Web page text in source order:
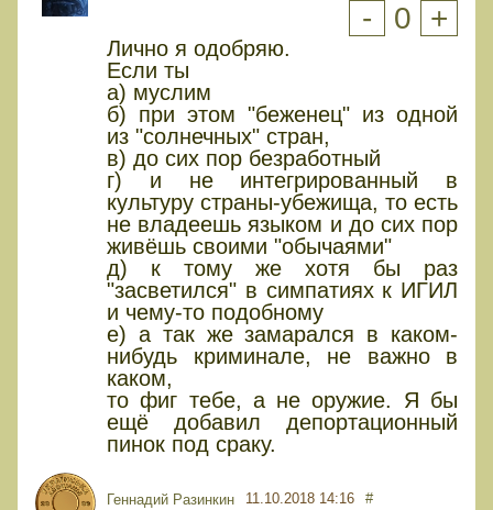
- 0 +
Лично я одобряю.
Если ты
а) муслим
б) при этом "беженец" из одной
из "солнечных" стран,
в) до сих пор безработный
г) и не интегрированный в
культуру страны-убежища, то есть
не владеешь языком и до сих пор
живёшь своими "обычаями"
д) к тому же хотя бы раз
"засветился" в симпатиях к ИГИЛ
и чему-то подобному
е) а так же замарался в каком-
нибудь криминале, не важно в
каком,
то фиг тебе, а не оружие. Я бы
ещё добавил депортационный
пинок под сраку.
Геннадий Разинкин 11.10.2018 14:16 #